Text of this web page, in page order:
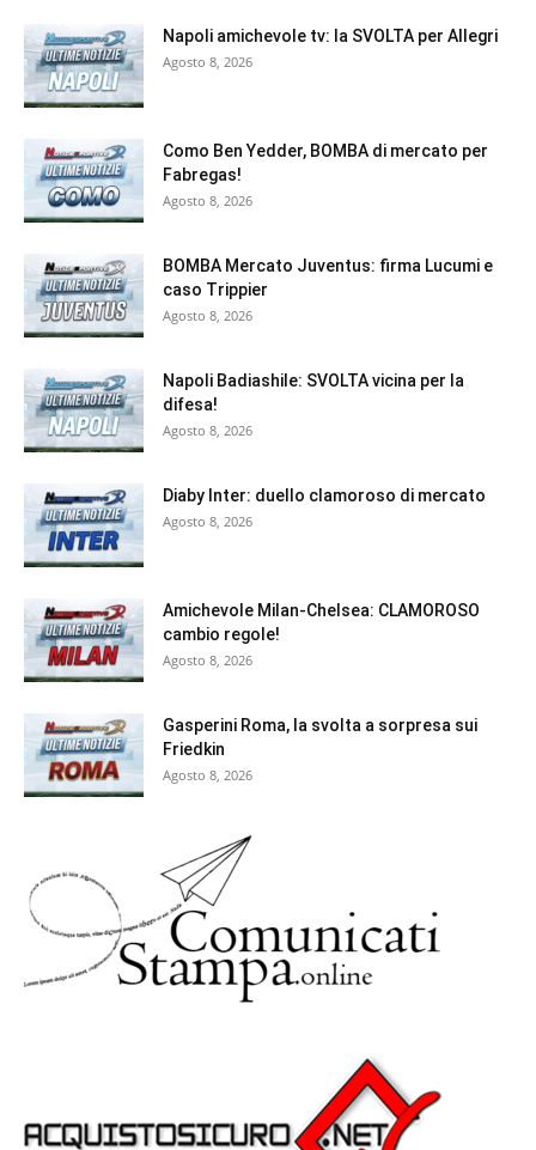
Napoli amichevole tv: la SVOLTA per Allegri
Agosto 8, 2026
Como Ben Yedder, BOMBA di mercato per
Fabregas!
Agosto 8, 2026
BOMBA Mercato Juventus: firma Lucumi e
caso Trippier
Agosto 8, 2026
Napoli Badiashile: SVOLTA vicina per la
difesa!
Agosto 8, 2026
Diaby Inter: duello clamoroso di mercato
Agosto 8, 2026
Amichevole Milan-Chelsea: CLAMOROSO
cambio regole!
Agosto 8, 2026
Gasperini Roma, la svolta a sorpresa sui
Friedkin
Agosto 8, 2026